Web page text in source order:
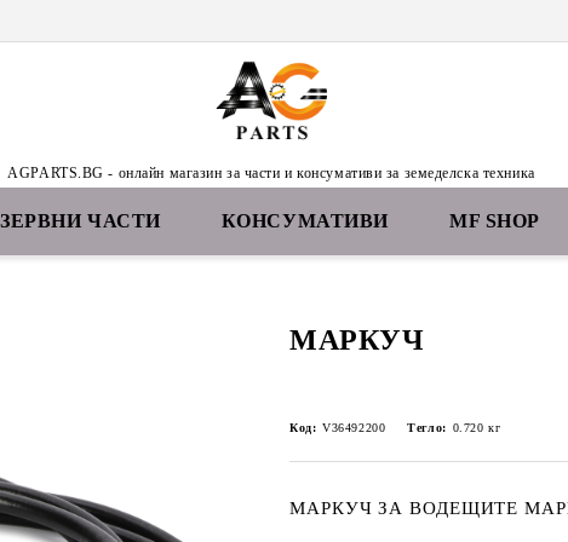
AGPARTS.BG - онлайн магазин за части и консумативи за земеделска техника
ЧАСТИ КОНСУМАТИВИ MF SHOP
MАРКУЧ
Код: V36492200 Тегло: 0.720 кг
МАРКУЧ ЗА ВОДЕЩИТЕ